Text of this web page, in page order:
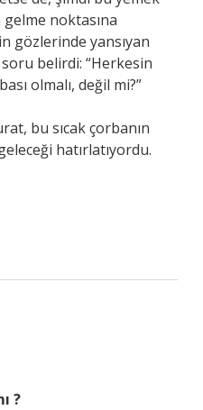
noktasına
gözlerinde yansıyan
soru belirdi: “Herkesin
olmalı, değil mi?”
bu sıcak çorbanın
hatırlatıyordu.
?